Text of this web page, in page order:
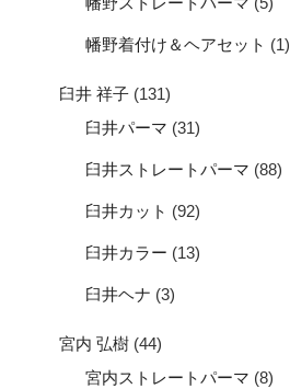
幡野着付け＆ヘアセット (1)
臼井 祥子 (131)
臼井パーマ (31)
臼井ストレートパーマ (88)
臼井カット (92)
臼井カラー (13)
臼井ヘナ (3)
宮内 弘樹 (44)
宮内ストレートパーマ (8)